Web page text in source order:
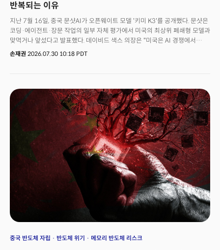
반복되는 이유
지난 7월 16일, 중국 문샷AI가 오픈웨이트 모델 '키미 K3'를 공개했다. 문샷은
코딩·에이전트·장문 작업의 일부 자체 평가에서 미국의 최상위 폐쇄형 모델과
맞먹거나 앞섰다고 발표했다. 데이비드 색스 의장은 "미국은 AI 경쟁에서
뒤처진다. 우리가 스스로 발목을 잡는다면 선두 입지가 순식간에 사라지는
오픈웨이트 방식으로 제공할 수 있다는 가능성 자체가 미국 폐쇄형 모델
기업의 높은 가격과 독점적 지위가 장기간 유지될 것이라는 시장의 전제를
흔들었다.시장은 민감하게 반응했다. 고성능 모델의 학습·추론 비용이
예상보다 빠르게 낮아질 수 있다는 우려가 번지면서 이미 높게 평가된 AI
반도체주에 매도세가 집중됐다. 이틀 뒤에는 중국 국유기업이 자국산 침지식
심자외선(DUV) 노광장비 생산에 들어갔다는 보도가 나왔다. ASML 주가는
이후 이틀간 약 10% 하락했다. 중국 장비의 성능과 생산량은 아직 ASML
수준에 크게 못 미치지만, 시장은 기술 격차보다 중국의 자립 속도 자체에
반응했다. 일주일 뒤인 27일에는 중국 메모리 기업 창신메모리(CXMT)가
상하이 커촹반에 상장해 공모가 대비 400%대로 폭등했다. 중국발 뉴스가
나올 때마다 미국 정부는 재빠르게 대응했다. '속도전' 수준이다. 백악관
과학기술정책실(OSTP) 마이클 크라치오스 실장은 키미가 발표된 지난 22일
곧바로 "문샷AI가 앤스로픽의 프런티어 모델을 대규모로 '증류
(distillation)'해 키미 K3를 만들었다"고 주장했다. 이어 스콧 베선트
당국자가 특정 중국 연구소와 특정 미국 모델을 실명으로 연결한 것은 이번이
손재권 2026.07.30 10:18 PDT
중국 반도체 자립 반도체 위기 메모리 반도체 리스크